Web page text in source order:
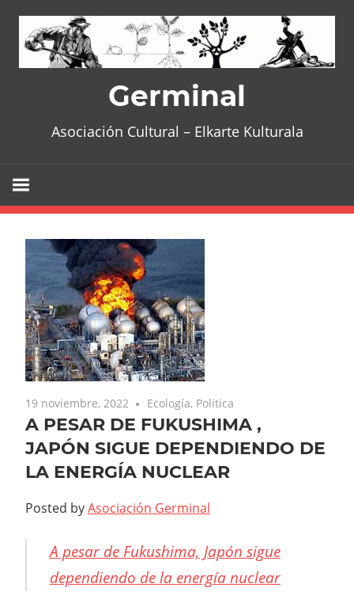
content
Germinal
Asociación Cultural – Elkarte Kulturala
19 noviembre, 2022 Ecología, Politica
A PESAR DE FUKUSHIMA ,
JAPÓN SIGUE DEPENDIENDO DE
LA ENERGÍA NUCLEAR
Posted byAsociación Germinal
A pesar de Fukushima, Japón sigue
dependiendo de la energía nuclear